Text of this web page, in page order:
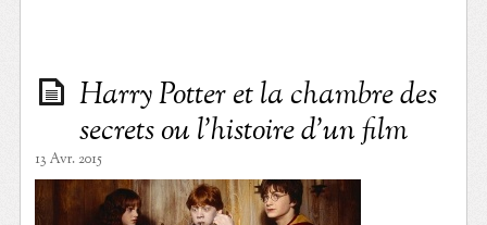
Harry Potter et la chambre des
secrets ou l’histoire d’un film
13 Avr. 2015